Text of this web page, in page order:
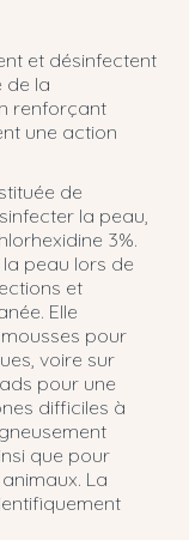
et désinfectent
de la
renforçant
une action
de
la peau,
3%.
peau lors de
et
Elle
pour
voire sur
pour une
difficiles à
que pour
La